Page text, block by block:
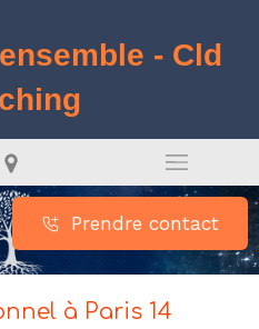
- Cld
Prendre contact
à Paris 14